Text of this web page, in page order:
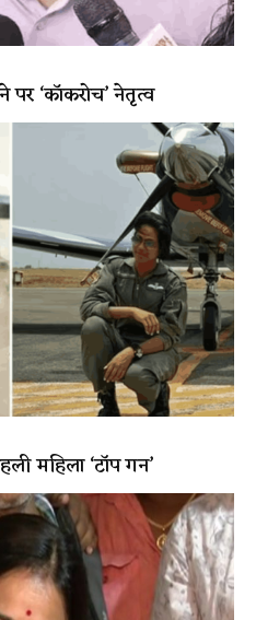
‘कॉकरोच’ नेतृत्व
महिला ‘टॉप गन’